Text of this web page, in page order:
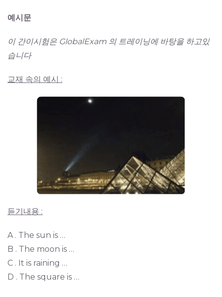
예시문
이 간이시험은 GlobalExam 의 트레이닝에 바탕을 하고있
습니다
교재 속의 예시 :
듣기내용 :
A . The sun is …
B . The moon is …
C . It is raining …
D . The square is …